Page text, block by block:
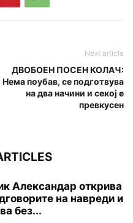
Next article
ДВОБОЕН ПОСЕН КОЛАЧ:
Нема поубав, се подготвува
на два начини и секој е
превкусен
Александар открива
на навреди и
без...